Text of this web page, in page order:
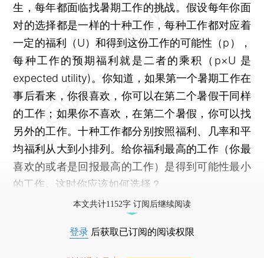
生，每年都面临找暑期工作的挑战。假设每年你面
对的选择都是一样的十种工作，每种工作都对应着
一定的福利（U）和得到这份工作的可能性（p），
每种工作的预期福利就是二者的乘积（p×U 是
expected utility)。你知道，如果第一个暑期工作在
事后看来，你很喜欢，你可以在第二个暑假干同样
的工作；如果你不喜欢，在第二个暑假，你可以找
另外的工作。十种工作都分别按照福利、几率和平
均福利从大到小排列。给你福利最高的工作（你最
喜欢的或者是回报最高的工作）是得到可能性最小
的工作。这时你应该如何选择？
本文共计1152字 订阅后继续阅读
登录 后获取已订阅的阅读权限